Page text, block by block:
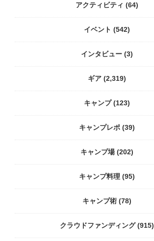
アクティビティ (64)
イベント (542)
インタビュー (3)
ギア (2,319)
キャンプ(123)
キャンプレポ (39)
キャンプ場(202)
キャンプ料理 (95)
キャンプ術 (78)
クラウドファンディング(915)